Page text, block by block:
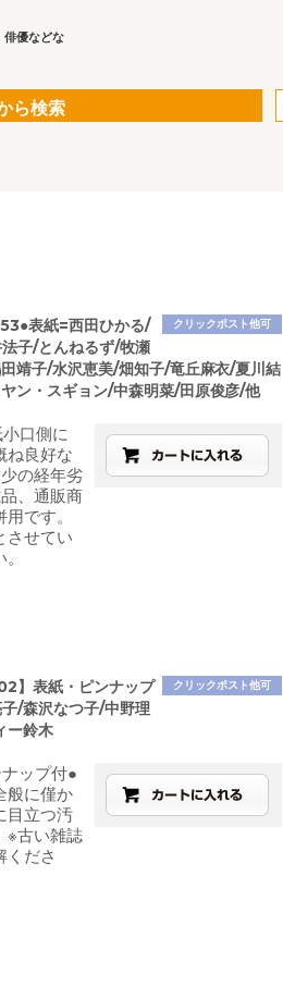
俳優などな
ら検索
クリックポスト他可
表紙=西田ひかる/
子/とんねるず/牧瀬
靖子/水沢恵美/畑知子/竜丘麻衣/夏川結
ン・スギョン/中森明菜/田原俊彦/他
口側に
ね良好な
の経年劣
、通販商
です。
させてい
クリックポスト他可
】表紙・ピンナップ
/森沢なつ子/中野理
ー鈴木
ップ付●
般に僅か
目立つ汚
※古い雑誌
くださ